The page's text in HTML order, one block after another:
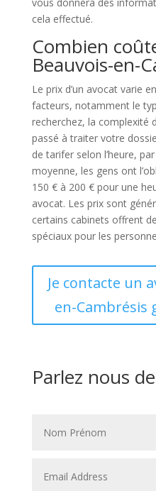
cela effectué.
Combien
Beauvois-en-
Le prix d’un avocat varie
facteurs, notamment le
recherchez, la complexité
passé à traiter votre
de tarifer selon l’heure,
moyenne, les gens ont
150 € à 200 € pour une
avocat. Les prix sont
certains cabinets offrent
spéciaux pour les
Je contacte un
en-Cambrésis
Parlez nous